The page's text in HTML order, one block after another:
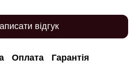
відгук
Оплата Гарантія